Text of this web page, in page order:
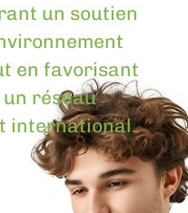
un soutien
en favorisant
réseau
international.